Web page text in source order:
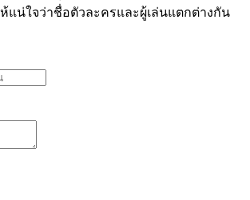
แน่ใจว่าชื่อตัวละครและผู้เล่นแตกต่างกัน